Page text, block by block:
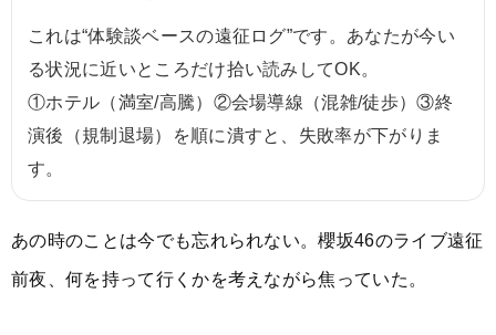
これは“体験談ベースの遠征ログ”です。あなたが今い
る状況に近いところだけ拾い読みしてOK。
①ホテル（満室/高騰）②会場導線（混雑/徒歩）③終
演後（規制退場）を順に潰すと、失敗率が下がりま
す。
あの時のことは今でも忘れられない。櫻坂46のライブ遠征
前夜、何を持って行くかを考えながら焦っていた。